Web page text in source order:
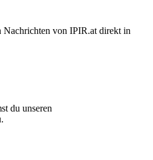
Nachrichten von IPIR.at direkt in
du unseren